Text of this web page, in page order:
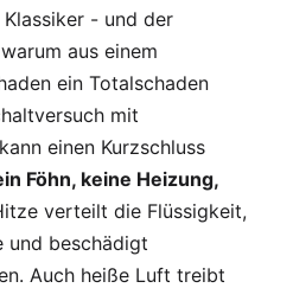
- und der
aus einem
ein Totalschaden
mit
einen Kurzschluss
Föhn, keine Heizung,
verteilt die Flüssigkeit,
und beschädigt
Auch heiße Luft treibt